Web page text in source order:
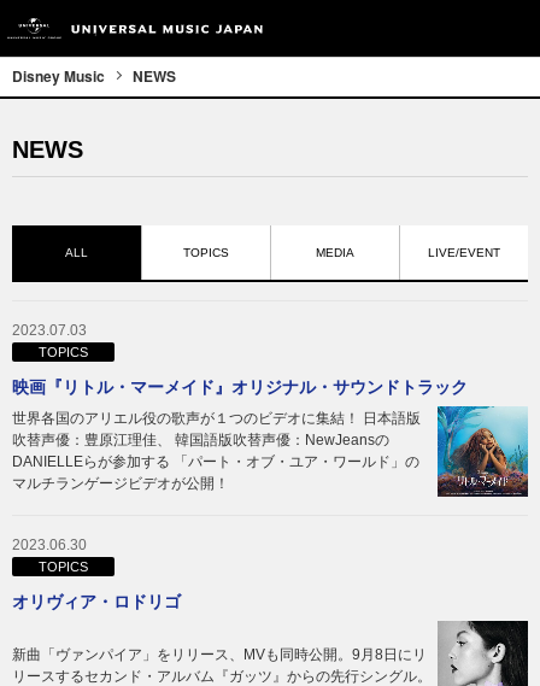
Disney Music NEWS
NEWS
ALL TOPICS MEDIA LIVE/EVENT
2023.07.03
TOPICS
映画『リトル・マーメイド』オリジナル・サウンドトラック
世界各国のアリエル役の歌声が１つのビデオに集結！ 日本語版
吹替声優：豊原江理佳、 韓国語版吹替声優：NewJeansの
DANIELLEらが参加する 「パート・オブ・ユア・ワールド」の
マルチランゲージビデオが公開！
2023.06.30
TOPICS
オリヴィア・ロドリゴ
新曲「ヴァンパイア」をリリース、MVも同時公開。9月8日にリ
リースするセカンド・アルバム『ガッツ』からの先行シングル。